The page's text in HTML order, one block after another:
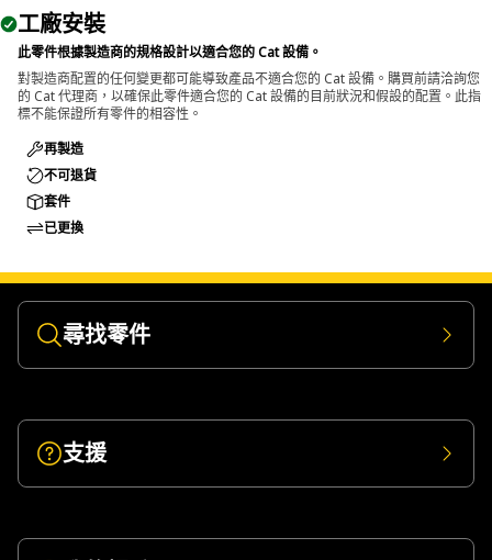
工廠安裝
此零件根據製造商的規格設計以適合您的 Cat 設備。
對製造商配置的任何變更都可能導致產品不適合您的 Cat 設備。購買前請洽詢您
的 Cat 代理商，以確保此零件適合您的 Cat 設備的目前狀況和假設的配置。此指
標不能保證所有零件的相容性。
再製造
不可退貨
套件
已更換
尋找零件
支援